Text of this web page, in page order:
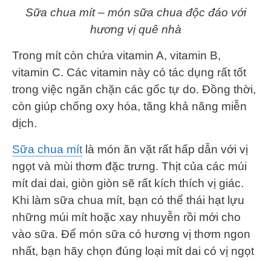
Sữa chua mít – món sữa chua độc đáo với
hương vị quê nhà
Trong mít còn chứa vitamin A, vitamin B,
vitamin C. Các vitamin này có tác dụng rất tốt
trong việc ngăn chặn các gốc tự do. Đồng thời,
còn giúp chống oxy hóa, tăng khả năng miễn
dịch.
Sữa chua mít là món ăn vặt rất hấp dẫn với vị
ngọt và mùi thơm đặc trưng. Thịt của các múi
mít dai dai, giòn giòn sẽ rất kích thích vị giác.
Khi làm sữa chua mít, bạn có thể thái hạt lựu
những múi mít hoặc xay nhuyễn rồi mới cho
vào sữa. Để món sữa có hương vị thơm ngon
nhất, bạn hãy chọn đúng loại mít dai có vị ngọt